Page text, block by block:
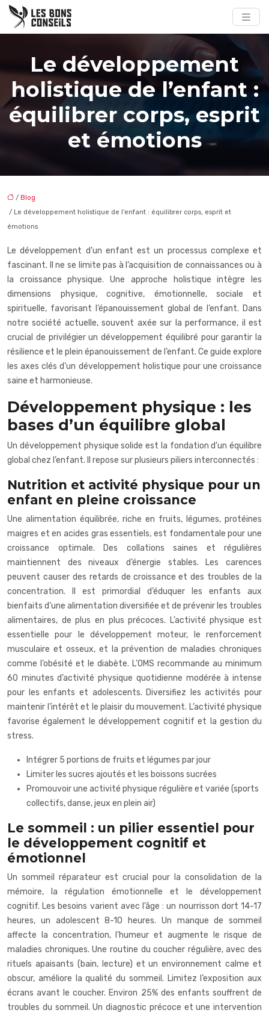
Le développement
holistique de l’enfant :
équilibrer corps, esprit
et émotions
/ Blog
/ Le développement holistique de l’enfant : équilibrer corps, esprit et
émotions
Le développement d’un enfant est un processus complexe et
fascinant. Il ne se limite pas à l’acquisition de connaissances ou à
la croissance physique. Une approche holistique intègre les
dimensions physique, cognitive, émotionnelle, sociale et
spirituelle, favorisant l’épanouissement global de l’enfant. Dans
notre société actuelle, souvent axée sur la performance, il est
crucial de privilégier un développement équilibré pour garantir la
résilience et le plein épanouissement de l’enfant. Ce guide explore
les axes clés d’un développement holistique pour une croissance
saine et harmonieuse.
Développement physique : les
bases d’un équilibre global
Un développement physique solide est la fondation d’un équilibre
global chez l’enfant. Il repose sur plusieurs piliers interconnectés :
Nutrition et activité physique pour un
enfant en pleine croissance
Une alimentation équilibrée, riche en fruits, légumes, protéines
maigres et en acides gras essentiels, est fondamentale pour une
croissance optimale. Des collations saines et régulières
maintiennent des niveaux d’énergie stables. Les carences
peuvent causer des retards de croissance et des troubles de la
concentration. Il est primordial d’éduquer les enfants aux
bienfaits d’une alimentation diversifiée et de prévenir les troubles
alimentaires, de plus en plus précoces. L’activité physique est
essentielle pour le développement moteur, le renforcement
musculaire et osseux, et la prévention de maladies chroniques
comme l’obésité et le diabète. L’OMS recommande au minimum
60 minutes d’activité physique quotidienne modérée à intense
pour les enfants et adolescents. Diversifiez les activités pour
maintenir l’intérêt et le plaisir du mouvement. L’activité physique
favorise également le développement cognitif et la gestion du
stress.
Intégrer 5 portions de fruits et légumes par jour
Limiter les sucres ajoutés et les boissons sucrées
Promouvoir une activité physique régulière et variée (sports
collectifs, danse, jeux en plein air)
Le sommeil : un pilier essentiel pour
le développement cognitif et
émotionnel
Un sommeil réparateur est crucial pour la consolidation de la
mémoire, la régulation émotionnelle et le développement
cognitif. Les besoins varient avec l’âge : un nourrisson dort 14-17
heures, un adolescent 8-10 heures. Un manque de sommeil
affecte la concentration, l’humeur et augmente le risque de
maladies chroniques. Une routine du coucher régulière, avec des
rituels apaisants (bain, lecture) et un environnement calme et
obscur, améliore la qualité du sommeil. Limitez l’exposition aux
écrans avant le coucher. Environ 25% des enfants souffrent de
troubles du sommeil. Un diagnostic précoce et une intervention